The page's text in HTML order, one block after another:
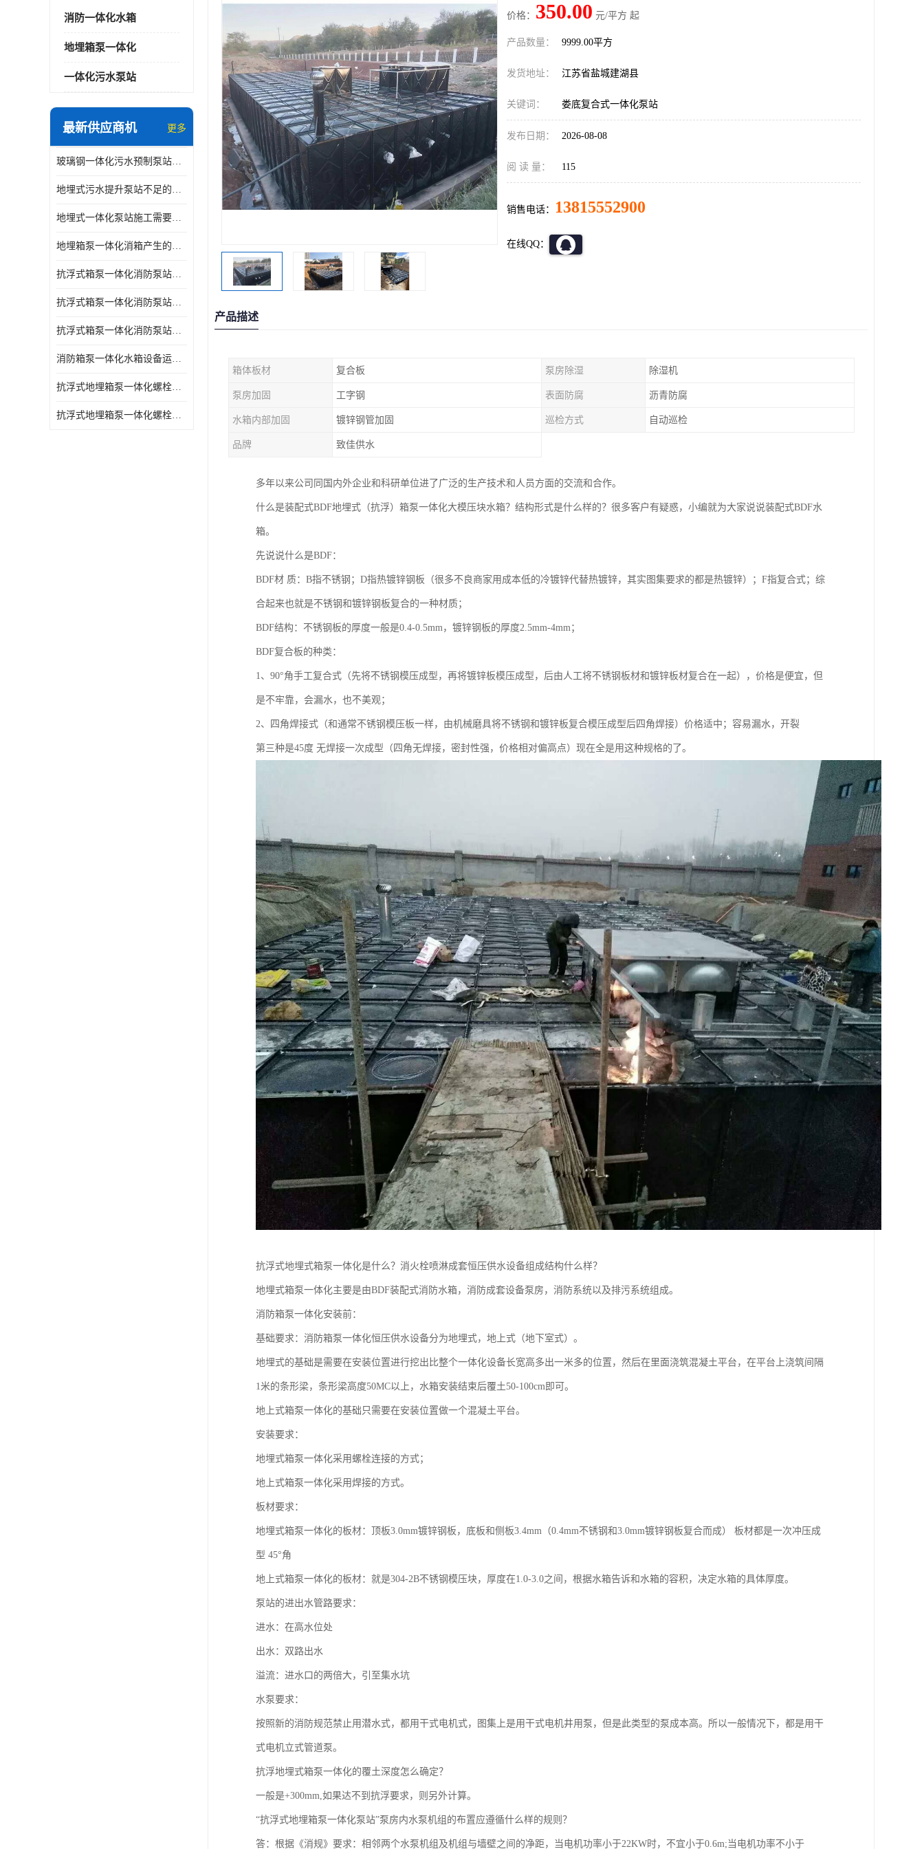
消防一体化水箱
地埋箱泵一体化
一体化污水泵站
最新供应商机 更多
玻璃钢一体化污水预制泵站与自耦底座怎么连接
地埋式污水提升泵站不足的原因
地埋式一体化泵站施工需要的环境特点
地埋箱泵一体化消箱产生的低频噪音怎样减少
抗浮式箱泵一体化消防泵站有哪些特点
抗浮式箱泵一体化消防泵站的应用场景
抗浮式箱泵一体化消防泵站的数据采集过程
消防箱泵一体化水箱设备运行过程中如护
抗浮式地埋箱泵一体化螺栓连接部分如何防止漏水、漏气呢
抗浮式地埋箱泵一体化螺栓连接部分
价格： 350.00 元/平方 起
产品数量： 9999.00平方
发货地址： 江苏省盐城建湖县
关键词： 娄底复合式一体化泵站
发布日期： 2026-08-08
阅 读 量： 115
销售电话： 13815552900
在线QQ：
产品描述
箱体板材 复合板 泵房除湿 除湿机
泵房加固 工字钢 表面防腐 沥青防腐
水箱内部加固 镀锌钢管加固 巡检方式 自动巡检
品牌 致佳供水
多年以来公司同国内外企业和科研单位进了广泛的生产技术和人员方面的交流和合作。
什么是装配式BDF地埋式（抗浮）箱泵一体化大模压块水箱？结构形式是什么样的？很多客户有疑惑，小编就为大家说说装配式BDF水
箱。
先说说什么是BDF：
BDF材 质：B指不锈钢；D指热镀锌钢板（很多不良商家用成本低的冷镀锌代替热镀锌，其实图集要求的都是热镀锌）；F指复合式；综
合起来也就是不锈钢和镀锌钢板复合的一种材质；
BDF结构：不锈钢板的厚度一般是0.4-0.5mm，镀锌钢板的厚度2.5mm-4mm；
BDF复合板的种类：
1、90°角手工复合式（先将不锈钢模压成型，再将镀锌板模压成型，后由人工将不锈钢板材和镀锌板材复合在一起），价格是便宜，但
是不牢靠，会漏水，也不美观；
2、四角焊接式（和通常不锈钢模压板一样，由机械磨具将不锈钢和镀锌板复合模压成型后四角焊接）价格适中；容易漏水，开裂
第三种是45度 无焊接一次成型（四角无焊接，密封性强，价格相对偏高点）现在全是用这种规格的了。
抗浮式地埋式箱泵一体化是什么？消火栓喷淋成套恒压供水设备组成结构什么样？
地埋式箱泵一体化主要是由BDF装配式消防水箱，消防成套设备泵房，消防系统以及排污系统组成。
消防箱泵一体化安装前：
基础要求：消防箱泵一体化恒压供水设备分为地埋式，地上式（地下室式）。
地埋式的基础是需要在安装位置进行挖出比整个一体化设备长宽高多出一米多的位置，然后在里面浇筑混凝土平台，在平台上浇筑间隔
1米的条形梁，条形梁高度50MC以上，水箱安装结束后覆土50-100cm即可。
地上式箱泵一体化的基础只需要在安装位置做一个混凝土平台。
安装要求：
地埋式箱泵一体化采用螺栓连接的方式；
地上式箱泵一体化采用焊接的方式。
板材要求：
地埋式箱泵一体化的板材：顶板3.0mm镀锌钢板，底板和侧板3.4mm（0.4mm不锈钢和3.0mm镀锌钢板复合而成） 板材都是一次冲压成
型 45°角
地上式箱泵一体化的板材：就是304-2B不锈钢模压块，厚度在1.0-3.0之间，根据水箱告诉和水箱的容积，决定水箱的具体厚度。
泵站的进出水管路要求：
进水：在高水位处
出水：双路出水
溢流：进水口的两倍大，引至集水坑
水泵要求：
按照新的消防规范禁止用潜水式，都用干式电机式，图集上是用干式电机井用泵，但是此类型的泵成本高。所以一般情况下，都是用干
式电机立式管道泵。
抗浮地埋式箱泵一体化的覆土深度怎么确定？
一般是+300mm,如果达不到抗浮要求，则另外计算。
“抗浮式地埋箱泵一体化泵站”泵房内水泵机组的布置应遵循什么样的规则？
答：根据《消规》要求：相邻两个水泵机组及机组与墙壁之间的净距，当电机功率小于22KW时，不宜小于0.6m;当电机功率不小于